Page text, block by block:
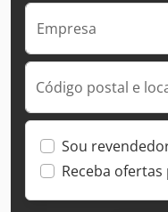
Empresa
Código postal e
Sou
Receba